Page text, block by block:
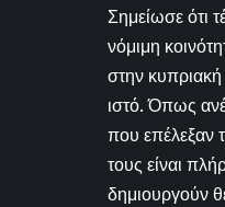
Σημείωσε ότι
νόμιμη
στην κυπριακή
ιστό. Όπως
που επέλεξαν
τους είναι
δημιουργούν